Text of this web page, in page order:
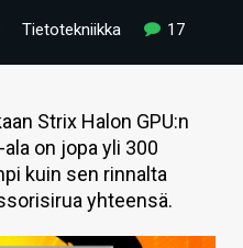
Tietotekniikka 17
Strix Halon GPU:n
on jopa yli 300
kuin sen rinnalta
yhteensä.